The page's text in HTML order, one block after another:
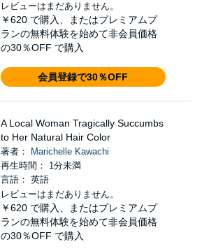
レビューはまだありません。
￥620 で購入、またはプレミアムプ
ランの無料体験を始めて非会員価格
の30％OFF で購入
会員登録で30％OFF
A Local Woman Tragically Succumbs
to Her Natural Hair Color
著者：
Marichelle Kawachi
再生時間： 1分未満
言語： 英語
レビューはまだありません。
￥620 で購入、またはプレミアムプ
ランの無料体験を始めて非会員価格
の30％OFF で購入